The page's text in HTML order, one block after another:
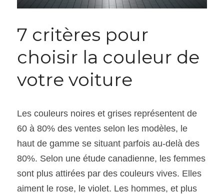
7 critères pour
choisir la couleur de
votre voiture
Les couleurs noires et grises représentent de
60 à 80% des ventes selon les modèles, le
haut de gamme se situant parfois au-delà des
80%. Selon une étude canadienne, les femmes
sont plus attirées par des couleurs vives. Elles
aiment le rose, le violet. Les hommes, et plus